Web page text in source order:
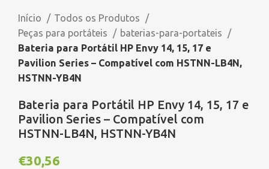
Início
Todos os Produtos
Peças para portáteis
baterias-para-portateis
Bateria para Portátil HP Envy 14, 15, 17 e
Pavilion Series – Compatível com HSTNN-LB4N,
HSTNN-YB4N
Bateria para Portátil HP Envy 14, 15, 17 e
Pavilion Series – Compatível com
HSTNN-LB4N, HSTNN-YB4N
€30,56